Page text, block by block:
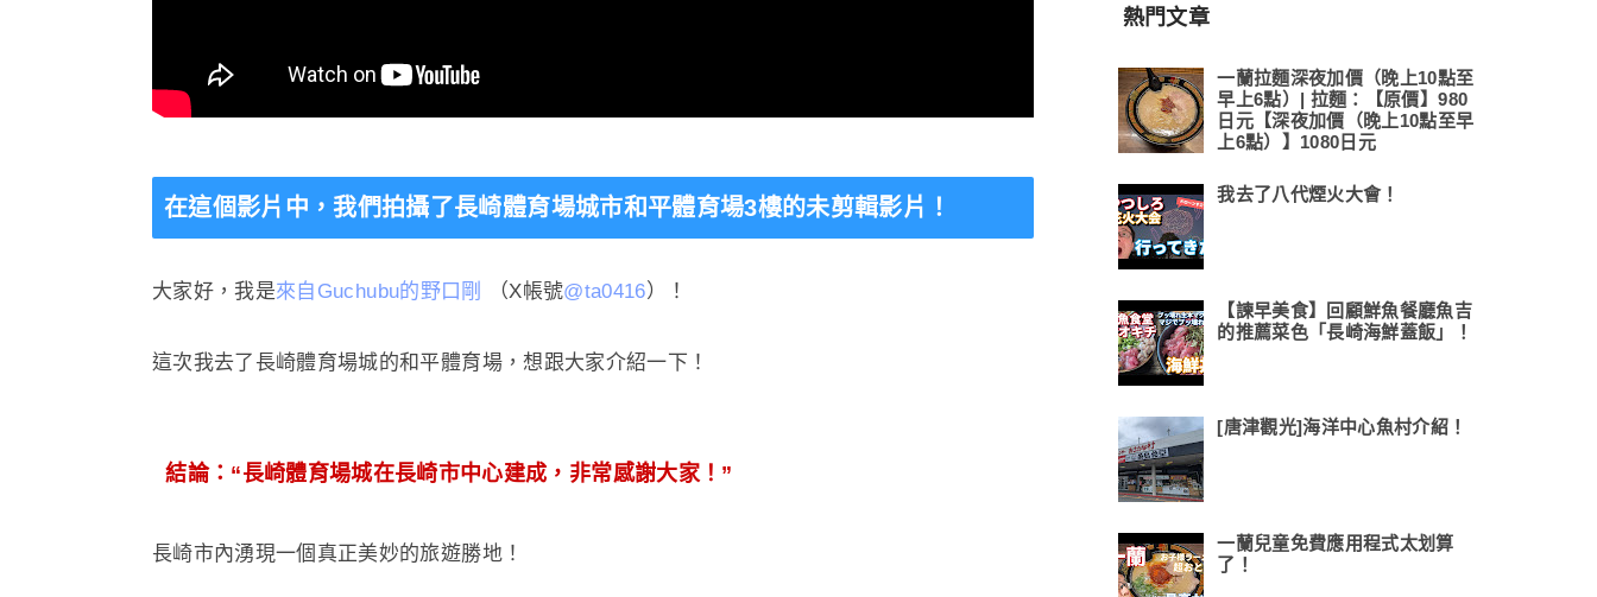
在這個影片中，我們拍攝了長崎體育場城市和平體育場3樓的未剪輯影片！
大家好，我是來自Guchubu的野口剛 （X帳號@ta0416）！
這次我去了長崎體育場城的和平體育場，想跟大家介紹一下！
結論：“長崎體育場城在長崎市中心建成，非常感謝大家！”
長崎市內湧現一個真正美妙的旅遊勝地！
熱門文章
一蘭拉麵深夜加價（晚上10點至
早上6點）| 拉麵：【原價】980
日元【深夜加價（晚上10點至早
上6點）】1080日元
我去了八代煙火大會！
【諫早美食】回顧鮮魚餐廳魚吉
的推薦菜色「長崎海鮮蓋飯」！
[唐津觀光]海洋中心魚村介紹！
一蘭兒童免費應用程式太划算
了！